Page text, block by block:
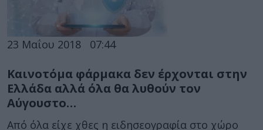
23 Μαΐου 2018 07:44
Καινοτόμα φάρμακα δεν έρχονται στην
Ελλάδα αλλά όλα θα λυθούν τον
Αύγουστο…
Από όλα είχε χθες η ειδησεογραφία στο χώρο